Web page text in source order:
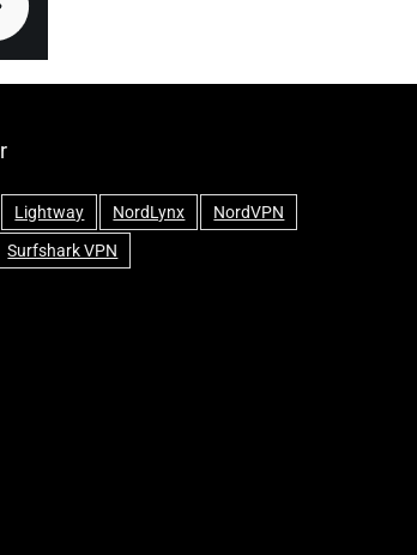
Lightway NordLynx
NordVPN
Surfshark VPN